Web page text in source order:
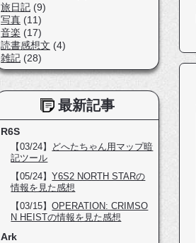
旅日記 (9)
写真 (11)
音楽 (17)
読書感想文 (4)
雑記 (28)
最新記事
R6S
【03/24】
どへたちゃん用マップ暗
記ツール
【05/24】Y6S2 NORTH STARの
情報を見た感想
【03/15】OPERATION: CRIMSO
N HEISTの情報を見た感想
Ark